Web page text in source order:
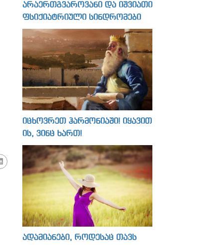
არაერთგვაროვანი და იშვიათი
ფსიქიატრიული სინდრომები
იცხოვრეთ ჰარმონიაში! იყავით
ის, ვინც ხართ!
ადამიანები, როდესაც თავს